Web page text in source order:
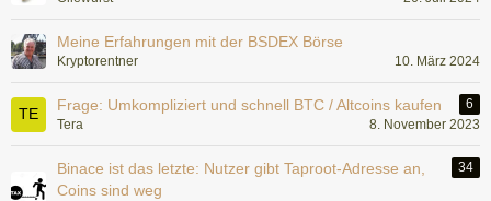
Meine Erfahrungen mit der BSDEX Börse
Kryptorentner 10. März 2024
Frage: Umkompliziert und schnell BTC / Altcoins kaufen
6
Tera
8. November 2023
Binace ist das letzte: Nutzer gibt Taproot-Adresse an,
Coins sind weg
34